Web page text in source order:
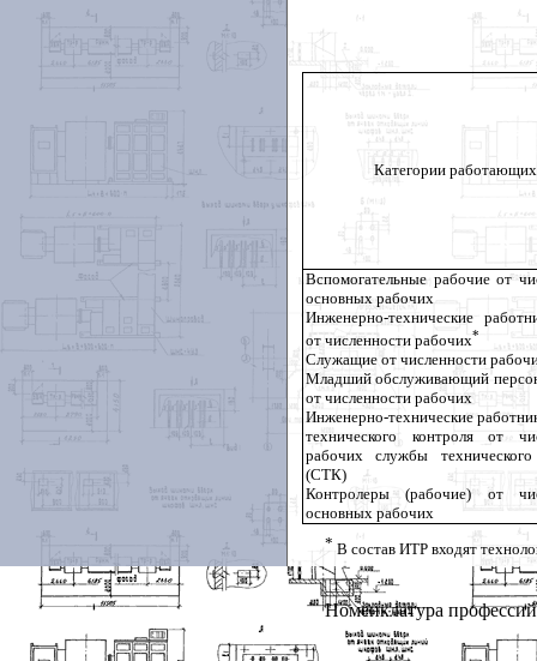
Категории работающих
Вспомогательные рабочие от
основных рабочих
Инженерно-технические
от численности рабочих*
Служащие от численности
Младший обслуживающий
от численности рабочих
Инженерно-технические
технического контроля от
рабочих службы технического
(СТК)
Контролеры (рабочие) от
основных рабочих
* В состав ИТР входят
Номенклатура